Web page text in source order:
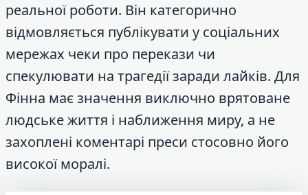
реальної роботи. Він категорично
відмовляється публікувати у соціальних
мережах чеки про перекази чи
спекулювати на трагедії заради лайків. Для
Фінна має значення виключно врятоване
людське життя і наближення миру, а не
захоплені коментарі преси стосовно його
високої моралі.